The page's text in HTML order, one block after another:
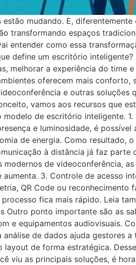
estão mudando. E,
transformando espaços
entender como essa
define um escritório
melhorar a experiência do time
oferecem mais
e outras soluções
vamos aos recursos que
modelo de escritório inteligente.
e luminosidade, é
de energia. Como resultado,
à distância já faz parte
modernos de videoconferência,
3. Controle de acesso
QR Code ou reconhecimento
fica mais rápido. Leia
Outro ponto importante são as
e equipamentos audiovisuais.
análise de dados ajuda gestores
layout de forma estratégica.
viu as principais soluções, é